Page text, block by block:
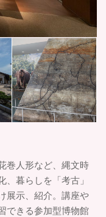
巻人形など、縄文時
暮らしを「考古」
展示、紹介。講座や
できる参加型博物館